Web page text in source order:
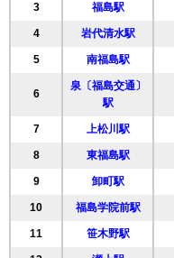
25 春日町
26 方木田
27 大森
28 太平寺
29 吉倉
30 八島町
3 福島駅
4 岩代清水駅
5 南福島駅
6
泉〔福島交通〕
駅
7 上松川駅
8 東福島駅
9 卸町駅
10 福島学院前駅
11 笹木野駅